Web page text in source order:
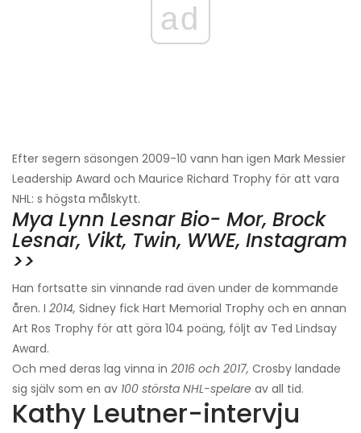
ad
Efter segern säsongen 2009-10 vann han igen Mark Messier
Leadership Award och Maurice Richard Trophy för att vara
NHL: s högsta målskytt.
Mya Lynn Lesnar Bio- Mor, Brock
Lesnar, Vikt, Twin, WWE, Instagram
>>
Han fortsatte sin vinnande rad även under de kommande
åren. I 2014, Sidney fick Hart Memorial Trophy och en annan
Art Ros Trophy för att göra 104 poäng, följt av Ted Lindsay
Award.
Och med deras lag vinna in 2016 och 2017, Crosby landade
sig själv som en av 100 största NHL-spelare av all tid.
Kathy Leutner-intervju